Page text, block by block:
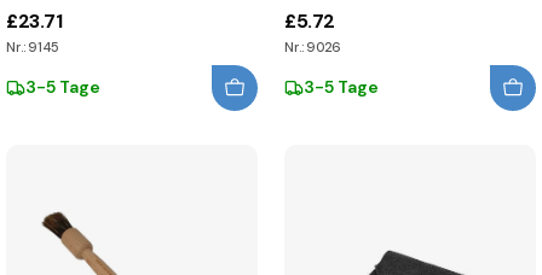
£23.71
Nr.: 9145
3-5 Tage
£5.72
Nr.: 9026
3-5 Tage